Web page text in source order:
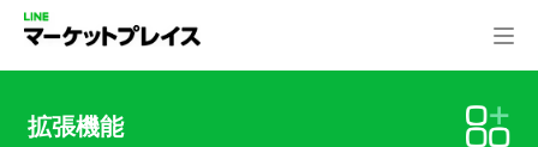
拡張機能